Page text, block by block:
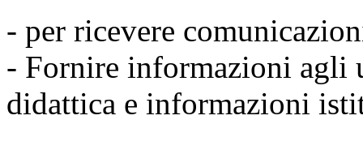
- per ricevere
- Fornire informazioni agli
didattica e informazioni